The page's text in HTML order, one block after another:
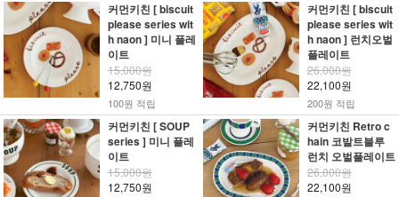
커먼키친 [ biscuit
please series wit
h naon ] 미니 플레
이트
15,000원
12,750원
100원 적립
커먼키친 [ biscuit
please series wit
h naon ] 런치오벌
플레이트
26,000원
22,100원
200원 적립
커먼키친 [ SOUP
series ] 미니 플레
이트
15,000원
12,750원
커먼키친 Retro c
hain 코발트블루
런치 오벌플레이트
26,000원
22,100원